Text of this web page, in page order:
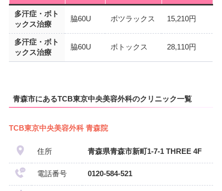
多汗症・ボト
ックス治療
脇60U ボツラックス 15,210円
多汗症・ボト
ックス治療
脇60U ボトックス 28,110円
青森市にあるTCB東京中央美容外科のクリニック一覧
TCB東京中央美容外科 青森院
住所 青森県青森市新町1-7-1 THREE 4F
電話番号 0120-584-521